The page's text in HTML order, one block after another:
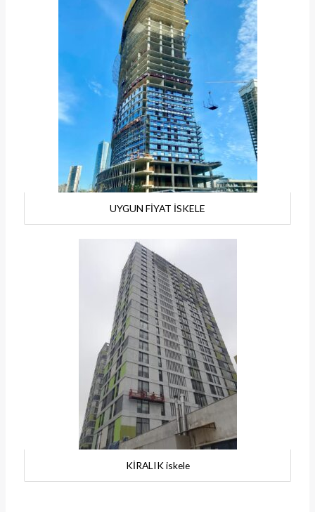
UYGUN FİYAT İSKELE
KİRALIK iskele